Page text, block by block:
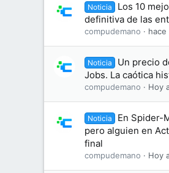
Noticia
Los 10
definitiva de las
compudemano
Noticia
Un precio
Jobs. La caótica
compudemano Hoy
Noticia
En Spider-
pero alguien en
final
compudemano Hoy